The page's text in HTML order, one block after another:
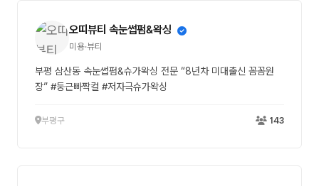
오띠뷰티 속눈썹펌&왁싱
미용·뷰티
부평 삼산동 속눈썹펌&슈가왁싱 전문 “8년차 미대출신 꼼꼼원
장” #둥근빠짝컬 #저자극슈가왁싱
부평구 143